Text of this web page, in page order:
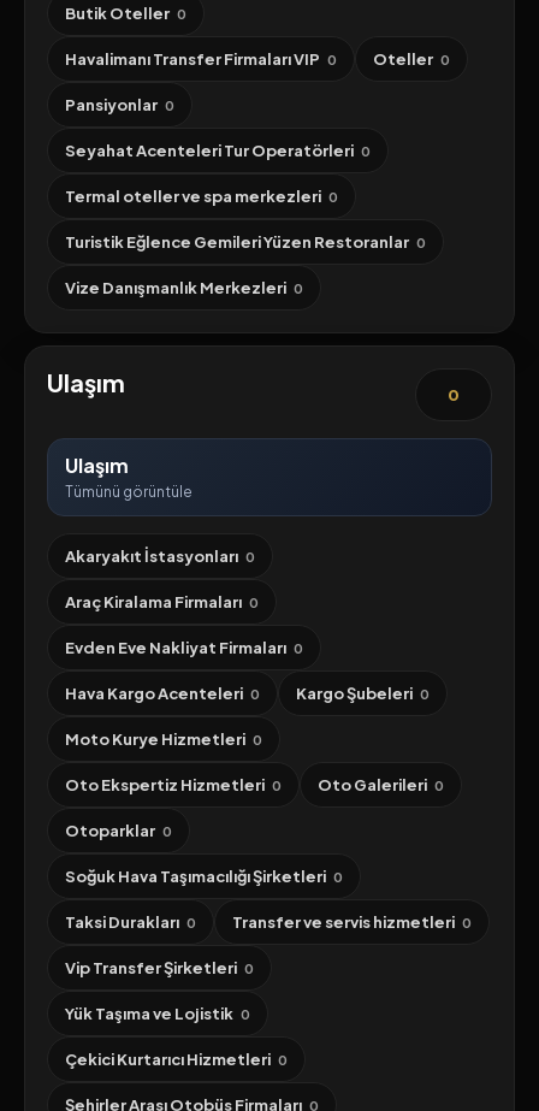
Butik Oteller 0
Havalimanı Transfer Firmaları VIP 0 Oteller 0
Pansiyonlar 0
Seyahat Acenteleri Tur Operatörleri 0
Termal oteller ve spa merkezleri 0
Turistik Eğlence Gemileri Yüzen Restoranlar 0
Vize Danışmanlık Merkezleri 0
Ulaşım 0
Ulaşım
Tümünü görüntüle
Akaryakıt İstasyonları 0
Araç Kiralama Firmaları 0
Evden Eve Nakliyat Firmaları 0
Hava Kargo Acenteleri 0 Kargo Şubeleri 0
Moto Kurye Hizmetleri 0
Oto Ekspertiz Hizmetleri 0 Oto Galerileri 0
Otoparklar 0
Soğuk Hava Taşımacılığı Şirketleri 0
Taksi Durakları 0 Transfer ve servis hizmetleri 0
Vip Transfer Şirketleri 0
Yük Taşıma ve Lojistik 0
Çekici Kurtarıcı Hizmetleri 0
Şehirler Arası Otobüs Firmaları 0